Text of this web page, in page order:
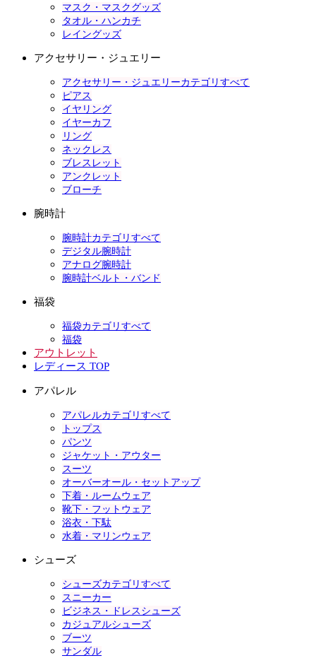
マスク・マスクグッズ
タオル・ハンカチ
レイングッズ
アクセサリー・ジュエリー
アクセサリー・ジュエリーカテゴリすべて
ピアス
イヤリング
イヤーカフ
リング
ネックレス
ブレスレット
アンクレット
ブローチ
腕時計
腕時計カテゴリすべて
デジタル腕時計
アナログ腕時計
腕時計ベルト・バンド
福袋
福袋カテゴリすべて
福袋
アウトレット
レディース TOP
アパレル
アパレルカテゴリすべて
トップス
パンツ
ジャケット・アウター
スーツ
オーバーオール・セットアップ
下着・ルームウェア
靴下・フットウェア
浴衣・下駄
水着・マリンウェア
シューズ
シューズカテゴリすべて
スニーカー
ビジネス・ドレスシューズ
カジュアルシューズ
ブーツ
サンダル